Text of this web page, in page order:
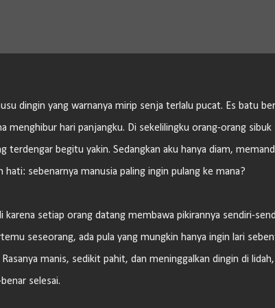
dingin yang warnanya mirip senja terlalu pucat. Es batu
menghibur hari panjangku. Di sekelilingku orang-orang sibuk
begitu yakin. Sedangkan aku hanya diam,
sebenarnya manusia paling ingin pulang ke mana?
setiap orang datang membawa pikirannya sendiri-
seseorang, ada pula yang mungkin hanya ingin lari
manis, sedikit pahit, dan meninggalkan dingin di lidah,
selesai.